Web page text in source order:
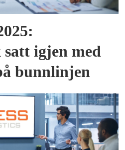
igjen med
bunnlinjen